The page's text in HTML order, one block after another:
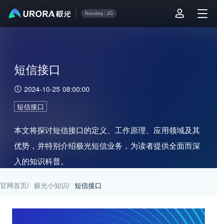
短信接口
2024-10-25 08:00:00
短信接口
本文将探讨短信接口的定义、工作原理、应用领域及其
优势，并特别介绍极光短信业务，为读者提供全面而深
入的知识科普。
官网首页/ 极光小知识/ 短信接口